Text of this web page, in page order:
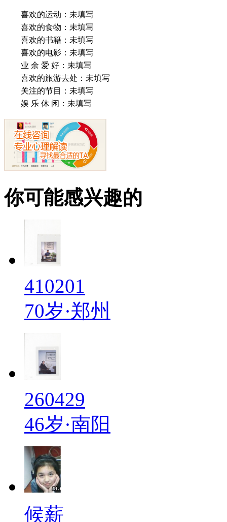
喜欢的运动： 未填写
喜欢的食物： 未填写
喜欢的书籍： 未填写
喜欢的电影： 未填写
业 余 爱 好： 未填写
喜欢的旅游去处： 未填写
关注的节目： 未填写
娱 乐 休 闲： 未填写
你可能感兴趣的
410201
70岁·郑州
260429
46岁·南阳
候薪